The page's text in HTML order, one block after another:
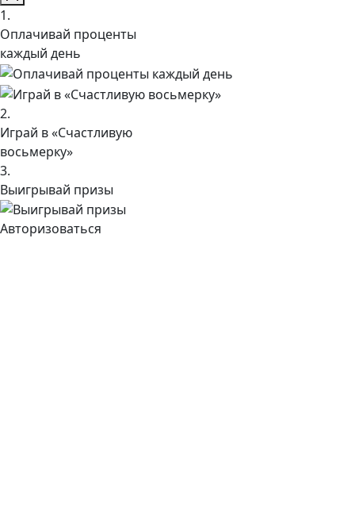
1.
Оплачивай проценты
каждый день
2.
Играй в «Счастливую
восьмерку»
3.
Выигрывай призы
Авторизоваться